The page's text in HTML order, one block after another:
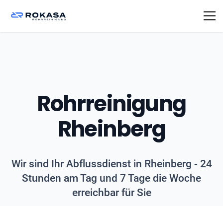
Rohrreinigung
Rheinberg
Wir sind Ihr Abflussdienst in Rheinberg - 24
Stunden am Tag und 7 Tage die Woche
erreichbar für Sie